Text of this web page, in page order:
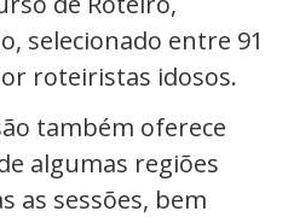
selecionado entre 91
roteiristas idosos.
também oferece
algumas regiões
as sessões, bem